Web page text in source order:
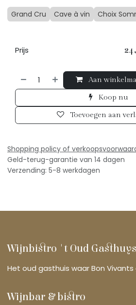
Grand Cru Cave à vin Choix
Aan
Koop nu
Toevoegen aan
Prijs
Shopping policy of verkoopsv
Geld-terug-garantie van 14 dagen
Verzending: 5-8 werkdagen
Wijnbistro 't Oud
Het oud gasthuis waar Bon
Wijnbar & bistro